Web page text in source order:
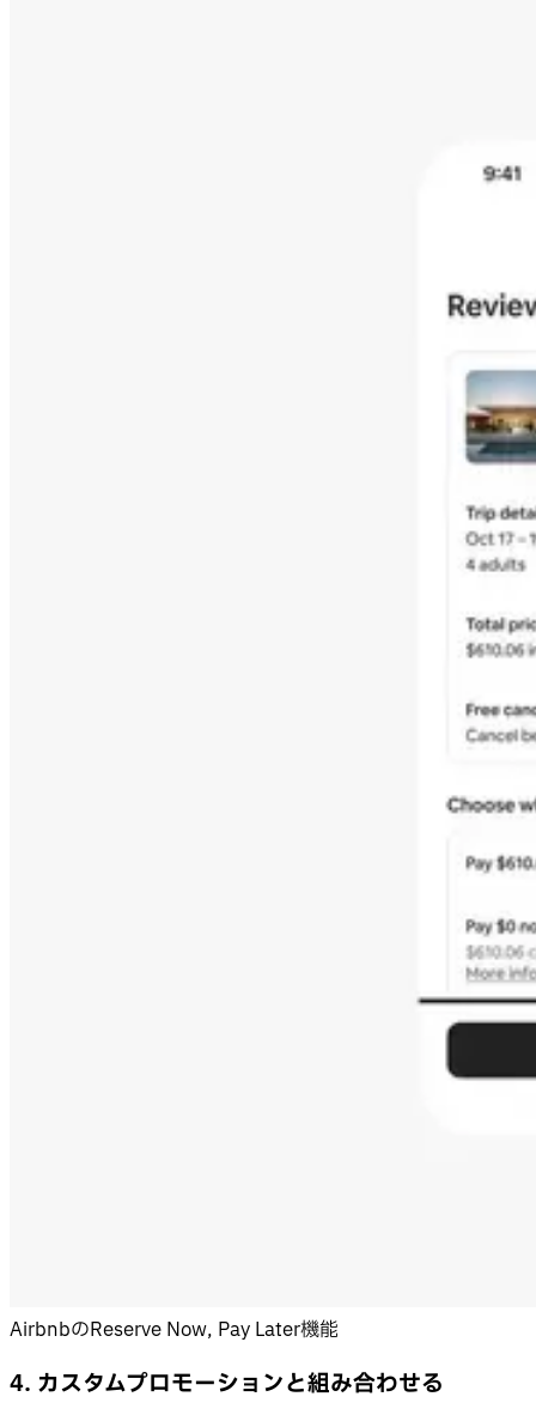
AirbnbのReserve Now, Pay Later機能
4. カスタムプロモーションと組み合わせる